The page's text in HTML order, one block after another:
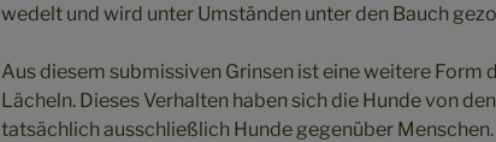
wedelt und wird unter Umständen unter den Bauch
Aus diesem submissiven Grinsen ist eine weitere Form
Lächeln. Dieses Verhalten haben sich die Hunde von
tatsächlich ausschließlich Hunde gegenüber